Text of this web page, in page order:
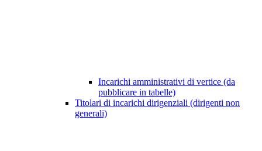
Incarichi amministrativi di vertice (da
pubblicare in tabelle)
Titolari di incarichi dirigenziali (dirigenti non
generali)